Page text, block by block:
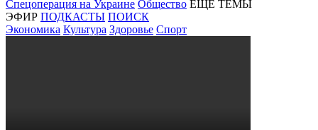
Спецоперация на Украине Общество ЕЩЕ ТЕМЫ
ЭФИР ПОДКАСТЫ ПОИСК
Экономика Культура Здоровье Спорт